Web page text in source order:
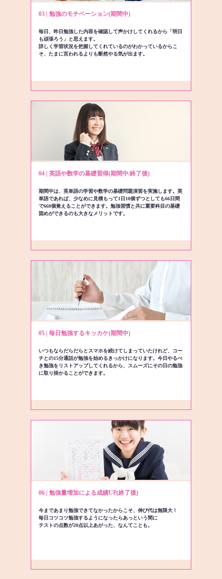
03 | 勉強のモチベーション(期間中)
毎日、昨日勉強した内容を確認して声かけしてくれるから「明日
も頑張ろう」と思えます。
詳しく学習状況を把握してくれているのがわかっているからこ
そ、たまに言われるよりも断然やる気が出ます。
04 | 英語や数学の基礎習得(期間中/終了後)
期間中は、英単語の学習や数学の基礎問題演習を実施します。英
単語であれば、少なめに見積もって1日10個ずつとしても66日間
で660個覚えることができます。勉強習慣と共に重要科目の基礎
固めができるのも大きなメリットです。
05 | 毎日勉強するキッカケ(期間中)
いつもならだらだらとスマホを続けてしまっていたけれど、コー
チとの15分通話が勉強を始めるきっかけになります。今日やるべ
き勉強をリストアップしてくれるから、スムーズにその日の勉強
に取り掛かることができます。
06 | 勉強量増加による成績UP(終了後)
今まであまり勉強できてなかったからこそ、伸び代は無限大！
毎日コツコツ勉強するようになったらあっという間に
テストの点数が20点以上あがった、なんてことも。